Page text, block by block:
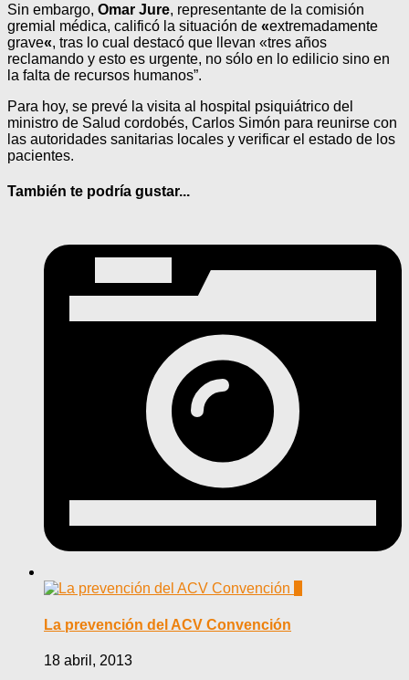
Sin embargo, Omar Jure, representante de la comisión
gremial médica, calificó la situación de «extremadamente
grave«, tras lo cual destacó que llevan «tres años
reclamando y esto es urgente, no sólo en lo edilicio sino en
la falta de recursos humanos”.
Para hoy, se prevé la visita al hospital psiquiátrico del
ministro de Salud cordobés, Carlos Simón para reunirse con
las autoridades sanitarias locales y verificar el estado de los
pacientes.
También te podría gustar...
La prevención del ACV Convención
18 abril, 2013